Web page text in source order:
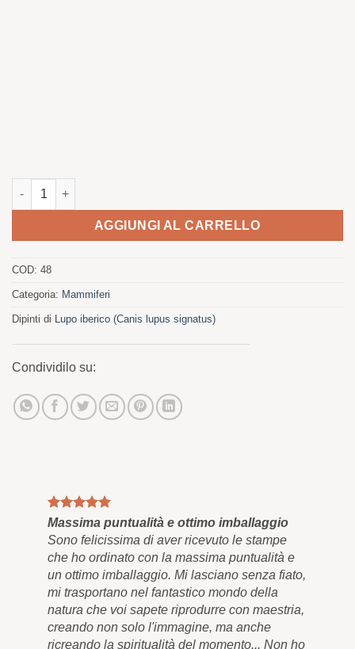
Lobo quantità
AGGIUNGI AL CARRELLO
COD: 48
Categoria: Mammiferi
Dipinti di Lupo iberico (Canis lupus signatus)
Condividilo su:
Massima puntualità e ottimo imballaggio
Sono felicissima di aver ricevuto le stampe
che ho ordinato con la massima puntualità e
un ottimo imballaggio. Mi lasciano senza fiato,
mi trasportano nel fantastico mondo della
natura che voi sapete riprodurre con maestria,
creando non solo l'immagine, ma anche
ricreando la spiritualità del momento... Non ho